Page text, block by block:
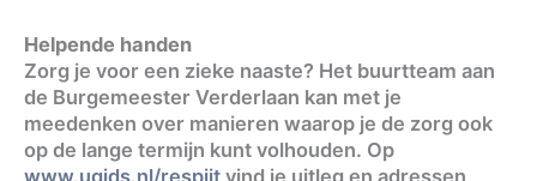
Helpende handen
Zorg je voor een zieke naaste? Het buurtteam aan
de Burgemeester Verderlaan kan met je
meedenken over manieren waarop je de zorg ook
op de lange termijn kunt volhouden. Op